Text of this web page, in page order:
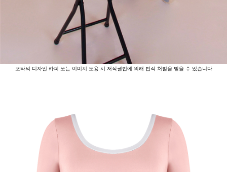
포타의 디자인 카피 또는 이미지 도용 시 저작권법에 의해 법적 처벌을 받을 수 있습니다